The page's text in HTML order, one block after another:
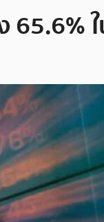
65.6%